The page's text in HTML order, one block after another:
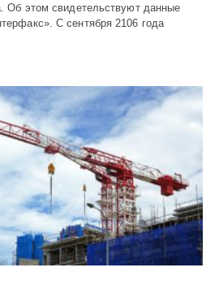
Об этом свидетельствуют данные
С сентября 2106 года